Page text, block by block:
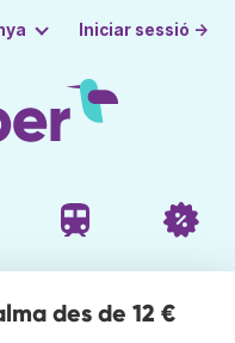
Iniciar sessió →
des de 12 €